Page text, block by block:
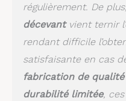
régulièrement. De
décevantvient ternir
rendant difficile
satisfaisante en cas
fabrication de qualité
durabilité limitée, ces